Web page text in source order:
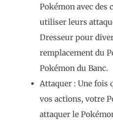
Pokémon avec des
utiliser leurs
Dresseur pour
remplacement du
Pokémon du Banc.
Attaquer : Une fois
vos actions, votre
attaquer le